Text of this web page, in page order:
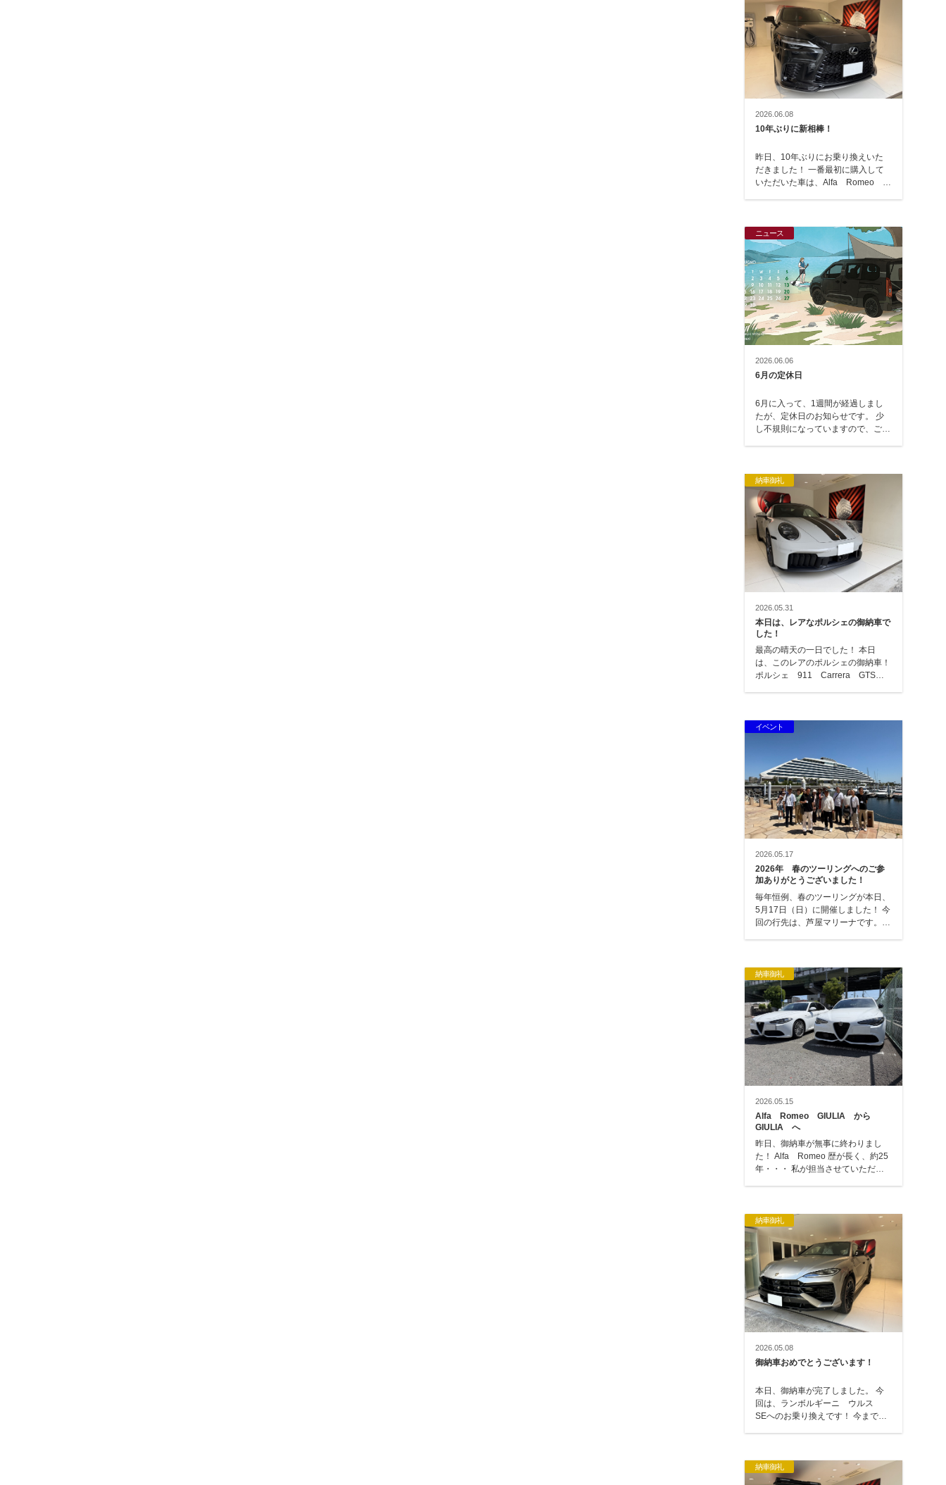
2026.06.08
10年ぶりに新相棒！
昨日、10年ぶりにお乗り換えいた
だきました！ 一番最初に購入して
いただいた車は、Alfa Romeo
ニュース
2026.06.06
6月の定休日
6月に入って、1週間が経過しまし
たが、定休日のお知らせです。 少
し不規則になっていますので、ご注
納車御礼
2026.05.31
本日は、レアなポルシェの御納車で
した！
最高の晴天の一日でした！ 本日
は、このレアのポルシェの御納車！
ポルシェ 911 Carrera GTSで
イベント
2026.05.17
2026年 春のツーリングへのご参
加ありがとうございました！
毎年恒例、春のツーリングが本日、
5月17日（日）に開催しました！ 今
回の行先は、芦屋マリーナです。
納車御礼
2026.05.15
Alfa Romeo GIULIA から
GIULIA へ
昨日、御納車が無事に終わりまし
た！ Alfa Romeo 歴が長く、約25
年・・・ 私が担当させていただい
納車御礼
2026.05.08
御納車おめでとうございます！
本日、御納車が完了しました。 今
回は、ランボルギーニ ウルス
SEへのお乗り換えです！ 今まで
納車御礼